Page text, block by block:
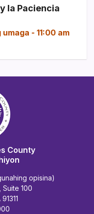
la Paciencia
umaga - 11:00 am
County
opisina)
100